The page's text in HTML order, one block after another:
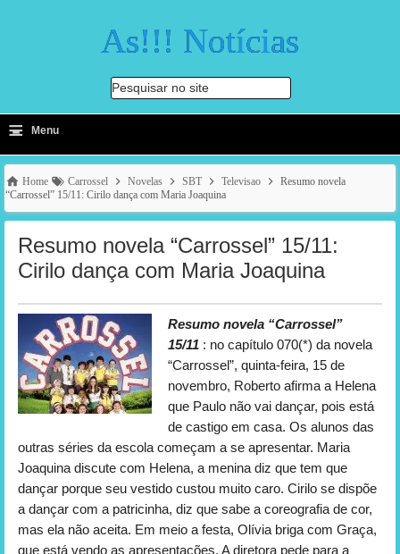
As!!! Notícias
Pesquisar no site
-
≡ Menu
Home Carrossel Novelas SBT Televisao
Resumo novela
“Carrossel” 15/11: Cirilo dança com Maria Joaquina
Resumo novela “Carrossel” 15/11:
Cirilo dança com Maria Joaquina
Resumo novela “Carrossel”
15/11 : no capítulo 070(*) da novela
“Carrossel”, quinta-feira, 15 de
novembro, Roberto afirma a Helena
que Paulo não vai dançar, pois está
de castigo em casa. Os alunos das
outras séries da escola começam a se apresentar. Maria
Joaquina discute com Helena, a menina diz que tem que
dançar porque seu vestido custou muito caro. Cirilo se dispõe
a dançar com a patricinha, diz que sabe a coreografia de cor,
mas ela não aceita. Em meio a festa, Olívia briga com Graça,
que está vendo as apresentações. A diretora pede para a